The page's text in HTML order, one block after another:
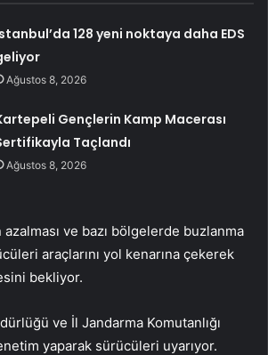
128 yeni noktaya daha EDS
Ağustos 8, 2026
Gençlerin Kamp Macerası
Taçlandı
Ağustos 8, 2026
ve bazı bölgelerde buzlanma
araçlarını yol kenarına çekerek
bekliyor.
ve İl Jandarma Komutanlığı
yaparak sürücüleri uyarıyor.